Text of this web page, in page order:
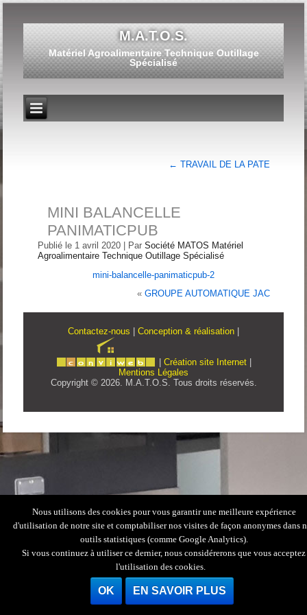
M.A.T.O.S.
Matériel Agroalimentaire Technique Outillage
Spécialisé
← TRAVAIL DE LA PATE
MINI BALANCELLE
PANIMATICPUB
Publié le 1 avril 2020 Par Société MATOS Matériel
Agroalimentaire Technique Outillage Spécialisé
mini-balancelle-panimaticpub-2
« GROUPE AUTOMATIQUE JAC
Contactez-nous Conception & réalisation
Création site Internet
Mentions Légales
Copyright © 2026. M.A.T.O.S. Tous droits réservés.
Nous utilisons des cookies pour vous garantir une meilleure expérience
d'utilisation de notre site et comptabiliser nos visites de façon anonymes dans
outils statistiques (comme Google Analytics).
Si vous continuez à utiliser ce dernier, nous considérerons que vous acceptez
l'utilisation des cookies.
OK EN SAVOIR PLUS